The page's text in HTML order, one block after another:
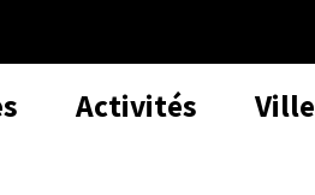
Activités Ville